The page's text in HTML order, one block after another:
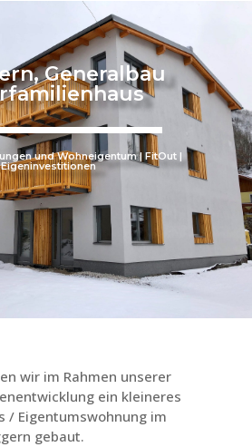
Generalbau
und Wohneigentum | FitOut |
Eigeninvestitionen
wir im Rahmen unserer
ein kleineres
/ Eigentumswohnung im
gebaut.